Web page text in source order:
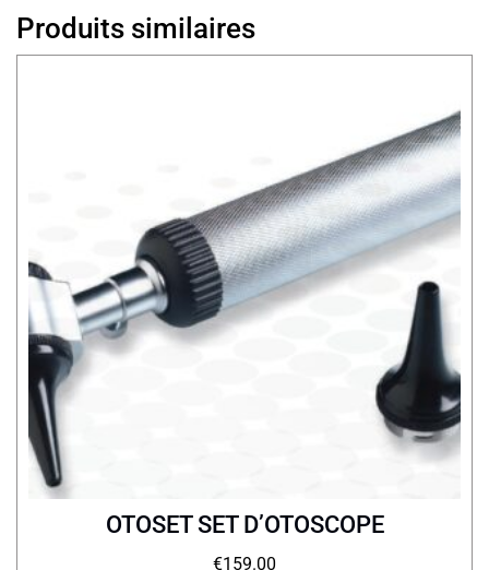
Produits similaires
OTOSET SET D’OTOSCOPE
€159.00